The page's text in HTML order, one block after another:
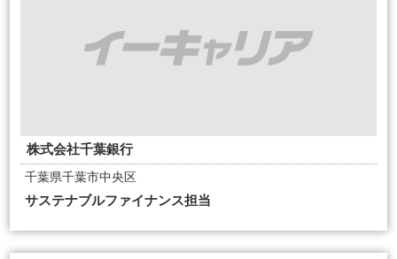
株式会社千葉銀行
千葉県千葉市中央区
サステナブルファイナンス担当